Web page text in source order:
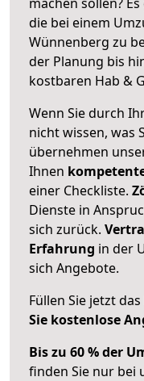
die bei einem
Wünnenberg zu
der Planung bis
kostbaren Hab &
Wenn Sie durch
nicht wissen, was
übernehmen
Ihnen
einer Checkliste.
Dienste in
sich zurück.
Erfahrung in der
sich Angebote.
Füllen Sie jetzt
Sie kostenlose
Bis zu 60 % der
finden Sie nur bei